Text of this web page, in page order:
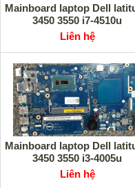
Mainboard laptop Dell
3450 3550 i7-4510u
Liên hệ
Mainboard laptop Dell
3450 3550 i3-4005u
Liên hệ